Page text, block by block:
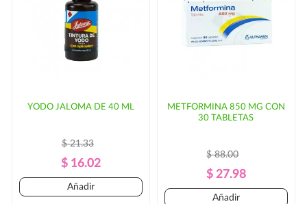
YODO JALOMA DE 40 ML
Precio
Regular
$ 21.33
Precio
$ 16.02
Añadir
METFORMINA 850 MG CON
30 TABLETAS
Precio
Regular
$ 88.00
Precio
$ 27.98
Añadir